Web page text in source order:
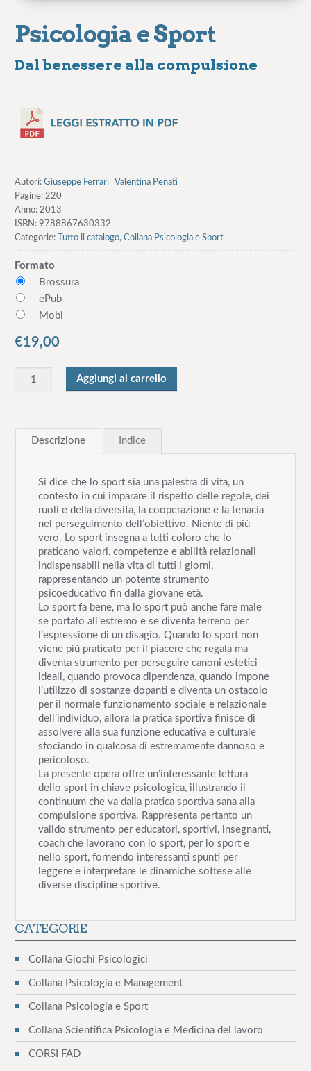
Psicologia e Sport
Dal benessere alla compulsione
Autori: Giuseppe Ferrari
Valentina Penati
Pagine: 220
Anno: 2013
ISBN: 9788867630332
Categorie:
Tutto il catalogo, Collana Psicologia e Sport
Formato
Brossura
ePub
Mobi
€19,00
Aggiungi al carrello
Descrizione Indice
Si dice che lo sport sia una palestra di vita, un
contesto in cui imparare il rispetto delle regole, dei
ruoli e della diversità, la cooperazione e la tenacia
nel perseguimento dell’obiettivo. Niente di più
vero. Lo sport insegna a tutti coloro che lo
praticano valori, competenze e abilità relazionali
indispensabili nella vita di tutti i giorni,
rappresentando un potente strumento
psicoeducativo fin dalla giovane età.
Lo sport fa bene, ma lo sport può anche fare male
se portato all’estremo e se diventa terreno per
l’espressione di un disagio. Quando lo sport non
viene più praticato per il piacere che regala ma
diventa strumento per perseguire canoni estetici
ideali, quando provoca dipendenza, quando impone
l’utilizzo di sostanze dopanti e diventa un ostacolo
per il normale funzionamento sociale e relazionale
dell’individuo, allora la pratica sportiva finisce di
assolvere alla sua funzione educativa e culturale
sfociando in qualcosa di estremamente dannoso e
pericoloso.
La presente opera offre un’interessante lettura
dello sport in chiave psicologica, illustrando il
continuum che va dalla pratica sportiva sana alla
compulsione sportiva. Rappresenta pertanto un
valido strumento per educatori, sportivi, insegnanti,
coach che lavorano con lo sport, per lo sport e
nello sport, fornendo interessanti spunti per
leggere e interpretare le dinamiche sottese alle
diverse discipline sportive.
CATEGORIE
Collana Giochi Psicologici
Collana Psicologia e Management
Collana Psicologia e Sport
Collana Scientifica Psicologia e Medicina del lavoro
CORSI FAD